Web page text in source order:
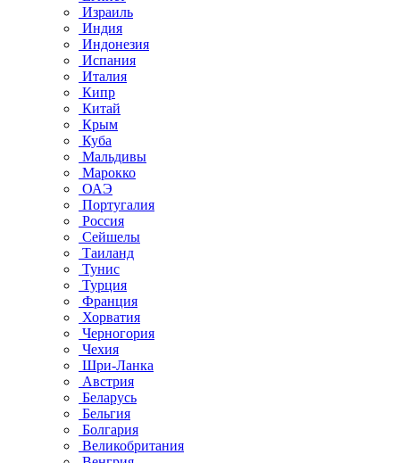
Израиль
Индия
Индонезия
Испания
Италия
Кипр
Китай
Крым
Куба
Мальдивы
Марокко
ОАЭ
Португалия
Россия
Сейшелы
Таиланд
Тунис
Турция
Франция
Хорватия
Черногория
Чехия
Шри-Ланка
Австрия
Беларусь
Бельгия
Болгария
Великобритания